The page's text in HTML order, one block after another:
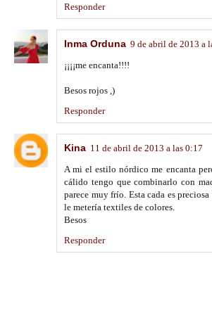
Responder
Inma Orduna 9 de abril de 2013 a
¡¡¡¡me encanta!!!!
Besos rojos ,)
Responder
Kina 11 de abril de 2013 a las 0:17
A mi el estilo nórdico me encanta
cálido tengo que combinarlo con
parece muy frío. Esta cada es
le metería textiles de colores.
Besos
Responder